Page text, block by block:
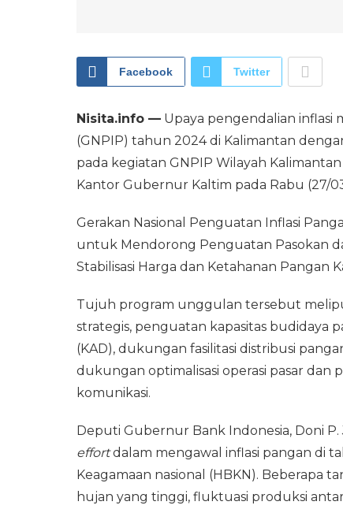
Facebook Twitter
Nisita.info — Upaya pengendalian inflasi
(GNPIP) tahun 2024 di Kalimantan
pada kegiatan GNPIP Wilayah
Kantor Gubernur Kaltim pada Rabu (27/
Gerakan Nasional Penguatan Inflasi
untuk Mendorong Penguatan Pasokan
Stabilisasi Harga dan Ketahanan Pangan
Tujuh program unggulan tersebut
strategis, penguatan kapasitas budidaya
(KAD), dukungan fasilitasi distribusi
dukungan optimalisasi operasi pasar dan
komunikasi.
Deputi Gubernur Bank Indonesia, Doni
effortdalam mengawal inflasi pangan di
Keagamaan nasional (HBKN). Beberapa
hujan yang tinggi, fluktuasi produksi